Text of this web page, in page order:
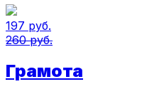
197 руб.
260 руб.
Грамота